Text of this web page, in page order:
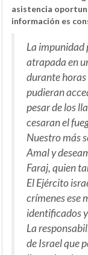
asistencia
información es
La impunidad
atrapada en
durante horas
pudieran
pesar de los
cesaran el
Nuestro más
Amal y
Faraj, quien
El Ejército
crímenes ese
identificados
La
de Israel que